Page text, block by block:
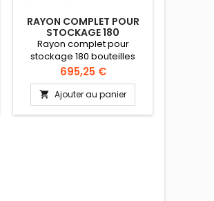
RAYON COMPLET POUR
STOCKAGE 180
BOUTEILLES
Rayon complet pour
stockage 180 bouteilles
Composition : 2 échelles, 1
croisillon, 15 niveaux.
Nombre de bouteilles maxi :
150
Prix
695,25 €
 Ajouter au panier